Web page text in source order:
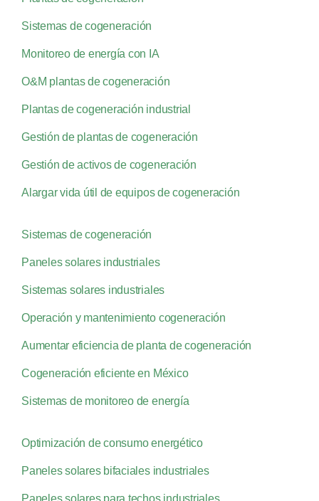
Sistemas de cogeneración
Monitoreo de energía con IA
O&M plantas de cogeneración
Plantas de cogeneración industrial
Gestión de plantas de cogeneración
Gestión de activos de cogeneración
Alargar vida útil de equipos de cogeneración
Sistemas de cogeneración
Paneles solares industriales
Sistemas solares industriales
Operación y mantenimiento cogeneración
Aumentar eficiencia de planta de cogeneración
Cogeneración eficiente en México
Sistemas de monitoreo de energía
Optimización de consumo energético
Paneles solares bifaciales industriales
Paneles solares para techos industriales